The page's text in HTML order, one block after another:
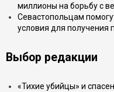
миллионы на борьбу с
Севастопольцам
условия для получения
Выбор редакции
«Тихие убийцы» и